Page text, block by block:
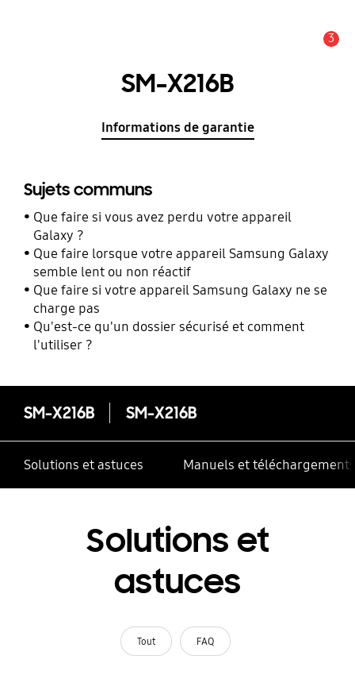
3
SM-X216B
Informations de garantie
Sujets communs
Que faire si vous avez perdu votre appareil
Galaxy ?
Que faire lorsque votre appareil Samsung Galaxy
semble lent ou non réactif
Que faire si votre appareil Samsung Galaxy ne se
charge pas
Qu'est-ce qu'un dossier sécurisé et comment
l'utiliser ?
SM-X216B SM-X216B
Solutions et astuces Manuels et téléchargements
Solutions et
astuces
Tout FAQ